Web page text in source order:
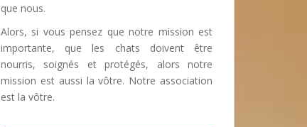
que nous.
Alors, si vous pensez que notre mission est
importante, que les chats doivent être
nourris, soignés et protégés, alors notre
mission est aussi la vôtre. Notre association
est la vôtre.